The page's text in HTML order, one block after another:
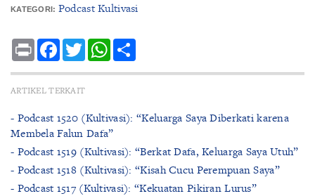
KATEGORI: Podcast Kultivasi
Print Facebook
TwitterWhatsApp
ARTIKEL TERKAIT
- Podcast 1520 (Kultivasi): “Keluarga Saya Diberkati karena
Membela Falun Dafa”
- Podcast 1519 (Kultivasi): “Berkat Dafa, Keluarga Saya Utuh”
- Podcast 1518 (Kultivasi): “Kisah Cucu Perempuan Saya”
- Podcast 1517 (Kultivasi): “Kekuatan Pikiran Lurus”